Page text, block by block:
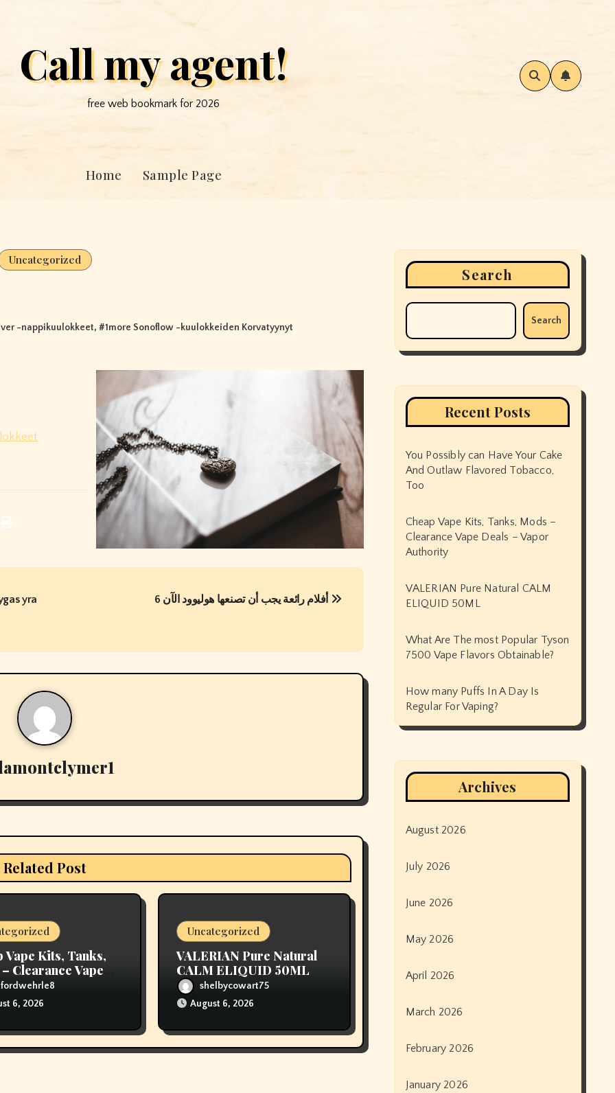
Call my agent!
free web bookmark for 2026
Home Sample Page
Uncategorized
-nappikuulokkeet, #1more Sonoflow -kuulokkeiden Korvatyynyt
yra
Related Post
Vape Kits, Tanks,
Clearance Vape
Vapor Authority
6, 2026
Uncategorized
VALERIAN Pure Natural
CALM ELIQUID 50ML
shelbycowart75
August 6, 2026
Search
Search
Recent Posts
You Possibly can Have Your Cake
And Outlaw Flavored Tobacco,
Too
Cheap Vape Kits, Tanks, Mods –
Clearance Vape Deals – Vapor
Authority
VALERIAN Pure Natural CALM
ELIQUID 50ML
What Are The most Popular Tyson
7500 Vape Flavors Obtainable?
How many Puffs In A Day Is
Regular For Vaping?
Archives
August 2026
July 2026
June 2026
May 2026
April 2026
March 2026
February 2026
January 2026